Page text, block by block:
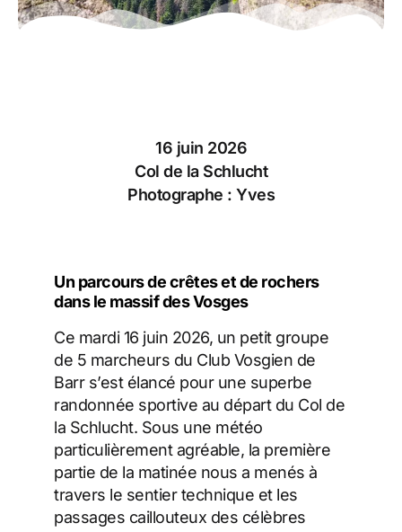
16 juin 2026
Col de la Schlucht
Photographe : Yves
Un parcours de crêtes et de rochers
dans le massif des Vosges
Ce mardi 16 juin 2026, un petit groupe
de 5 marcheurs du Club Vosgien de
Barr s’est élancé pour une superbe
randonnée sportive au départ du Col de
la Schlucht. Sous une météo
particulièrement agréable, la première
partie de la matinée nous a menés à
travers le sentier technique et les
passages caillouteux des célèbres